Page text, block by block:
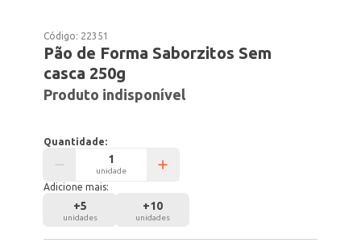
Código: 22351
Pão de Forma Saborzitos Sem
casca 250g
Produto indisponível
Quantidade:
unidade
Adicione mais:
+5
unidades
+10
unidades